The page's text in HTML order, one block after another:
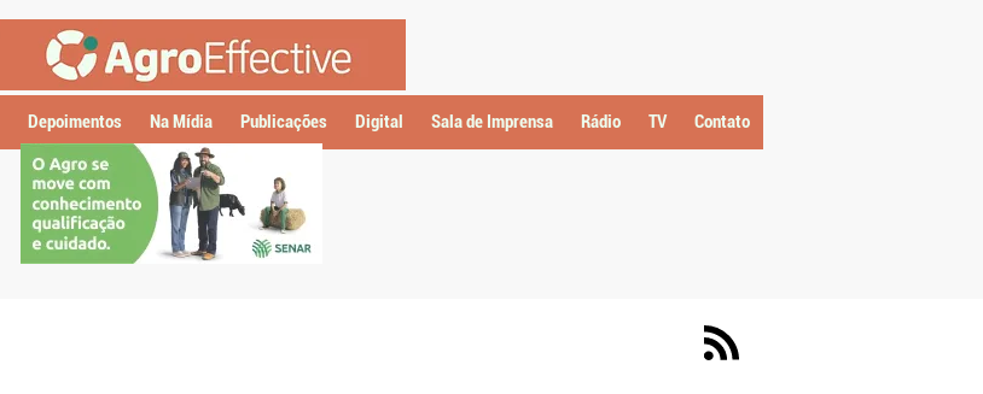
Depoimentos Na Mídia Publicações Digital Sala de Imprensa Rádio TV Contato